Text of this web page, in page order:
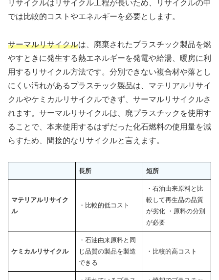
リサイクルはリサイクル工程が長いため、リサイクルの中
では比較的コストやエネルギーを必要とします。
サーマルリサイクルは、廃棄されたプラスチック製品を燃
やすときに発生する熱エネルギーを発電や給湯、暖房に利
用するリサイクル方法です。分別できない複合材や落とし
にくい汚れがあるプラスチック製品は、マテリアルリサイ
クルやケミカルリサイクルできず、サーマルリサイクルさ
れます。サーマルリサイクルは、廃プラスチックを使用す
ることで、本来使用するはずだった化石燃料の使用量を減
らすため、間接的なリサイクルと言えます。
長所 短所
マテリアルリサイク
ル
・比較的低コスト
・石油由来原料と比
較して再生品の品質
が劣化 ・原料の分別
が必要
ケミカルリサイクル
・石油由来原料と同
じ品質の製品を製造
できる
・比較的高コスト